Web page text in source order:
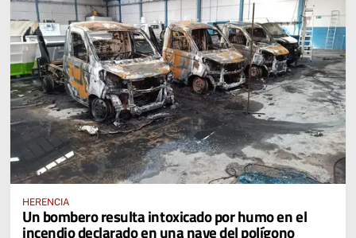
HERENCIA
Un bombero resulta intoxicado por humo en el
incendio declarado en una nave del polígono